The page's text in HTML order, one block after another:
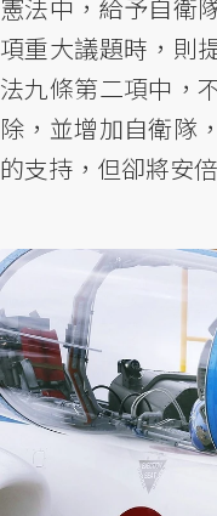
憲法中，給予自衛
項重大議題時，則
法九條第二項中，
除，並增加自衛隊
的支持，但卻將安